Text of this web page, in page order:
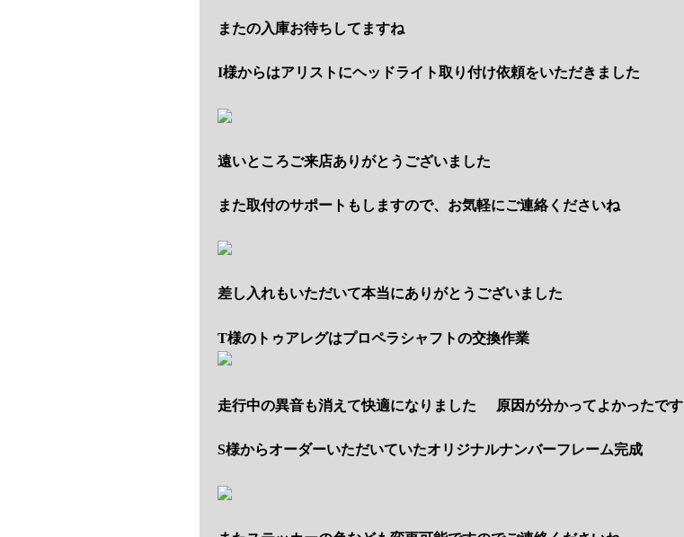
またの入庫お待ちしてますね
I様からはアリストにヘッドライト取り付け依頼をいただきました
遠いところご来店ありがとうございました
また取付のサポートもしますので、お気軽にご連絡くださいね
差し入れもいただいて本当にありがとうございました
T様のトゥアレグはプロペラシャフトの交換作業
走行中の異音も消えて快適になりました 原因が分かってよかったです
S様からオーダーいただいていたオリジナルナンバーフレーム完成